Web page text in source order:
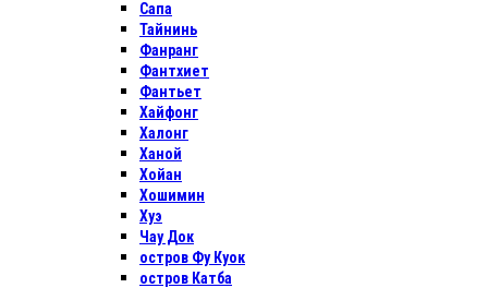
Сапа
Тайнинь
Фанранг
Фантхиет
Фантьет
Хайфонг
Халонг
Ханой
Хойан
Хошимин
Хуэ
Чау Док
остров Фу Куок
остров Катба